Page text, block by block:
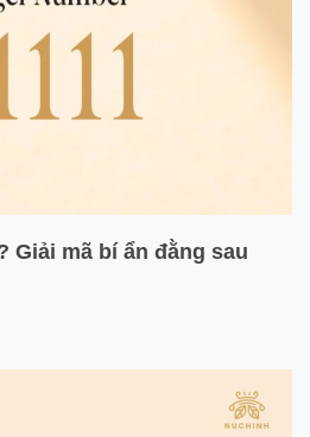
Giải mã bí ẩn đằng sau